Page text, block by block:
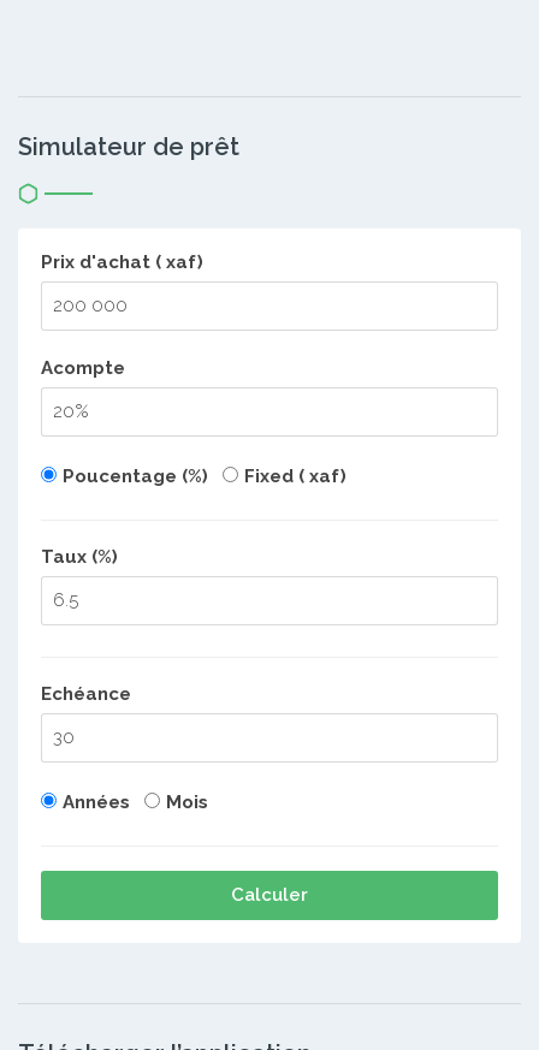
Simulateur de prêt
Prix d'achat ( xaf)
Acompte
Poucentage (%) Fixed ( xaf)
Taux (%)
Echéance
Années Mois
Calculer